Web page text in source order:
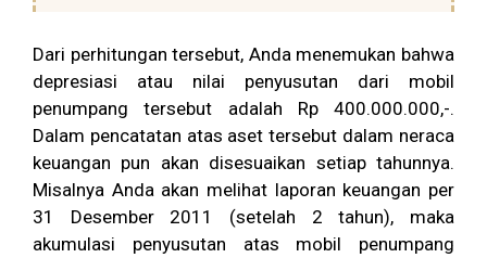
Dari perhitungan tersebut, Anda menemukan bahwa
depresiasi atau nilai penyusutan dari mobil
penumpang tersebut adalah Rp 400.000.000,-.
Dalam pencatatan atas aset tersebut dalam neraca
keuangan pun akan disesuaikan setiap tahunnya.
Misalnya Anda akan melihat laporan keuangan per
31 Desember 2011 (setelah 2 tahun), maka
akumulasi penyusutan atas mobil penumpang